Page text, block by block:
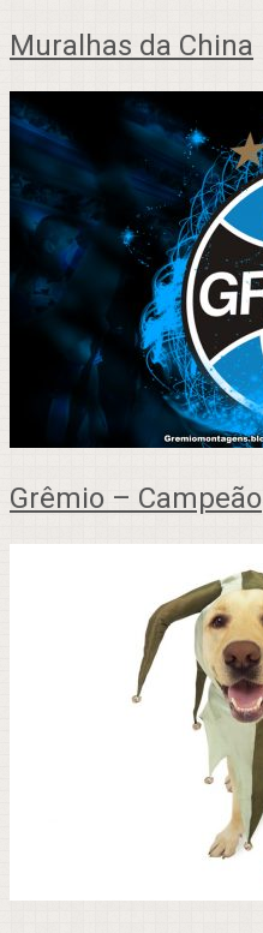
Muralhas da China
Grêmio – Campeão